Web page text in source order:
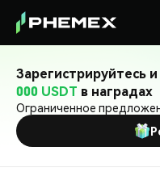
Зарегистрируйтесь
000 USDT в наградах
Ограниченное